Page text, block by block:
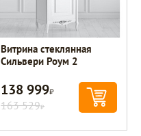
Витрина стеклянная
Сильвери Роум 2
138 999Р
163 529Р